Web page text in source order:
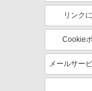
リンク
Cookie
メールサー